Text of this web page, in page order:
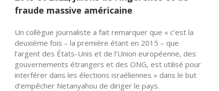
fraude massive américaine
Un collègue journaliste a fait remarquer que « c’est la
deuxième fois – la première étant en 2015 – que
l’argent des États-Unis et de l’Union européenne, des
gouvernements étrangers et des ONG, est utilisé pour
interférer dans les élections israéliennes » dans le but
d’empêcher Netanyahou de diriger le pays.